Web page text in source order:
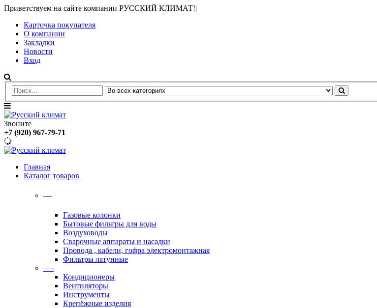
Приветствуем на сайте компании РУССКИЙ КЛИМАТ!|
Карточка покупателя
О компании
Закладки
Новости
Вход
Звоните
+7 (920) 967-79-71
Главная
Каталог товаров
—-
Газовые колонки
Бытовые фильтры для воды
Воздуховоды
Сварочные аппараты и насадки
Провода , кабели, гофра электромонтажная
Фильтры латунные
—-
Кондиционеры
Вентиляторы
Инструменты
Крепёжные изделия